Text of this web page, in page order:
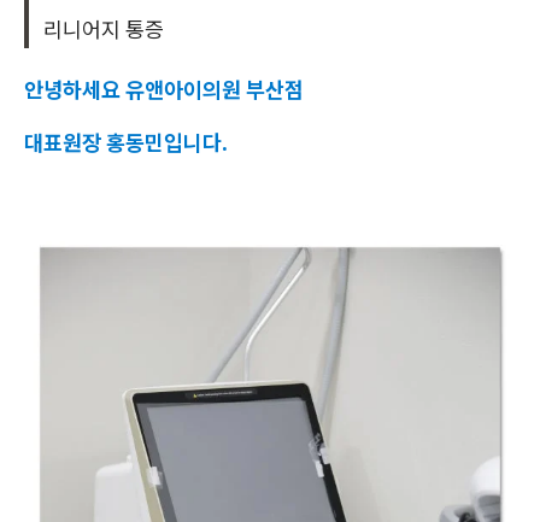
리니어지 통증
안녕하세요 유앤아이의원 부산점
대표원장 홍동민입니다.